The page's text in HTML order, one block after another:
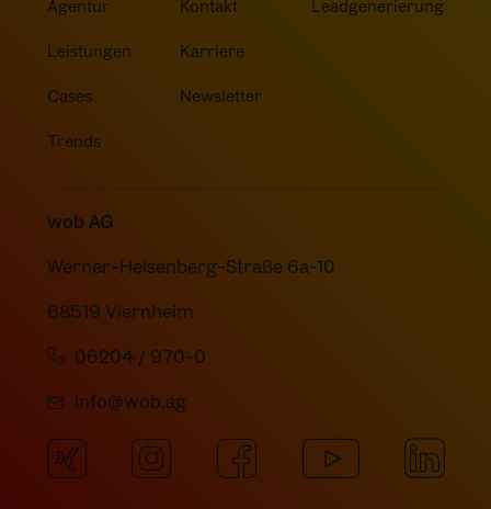
Agentur
Leistungen
Cases
Trends
Kontakt
Karriere
Newsletter
Leadgenerierung
wob AG
Werner-Heisenberg-Straße 6a-10
68519 Viernheim
06204 / 970-0
info@wob.ag